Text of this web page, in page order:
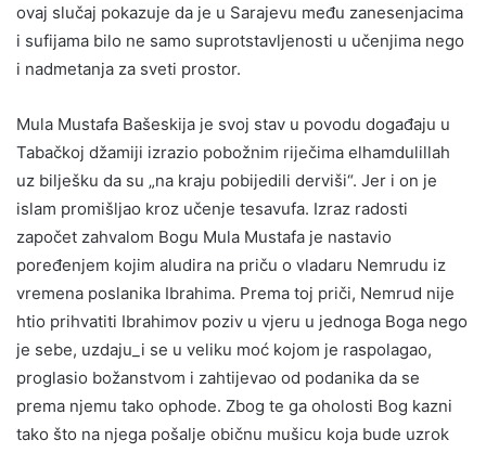
ovaj slučaj pokazuje da je u Sarajevu među zanesenjacima
i sufijama bilo ne samo suprotstavljenosti u učenjima nego
i nadmetanja za sveti prostor.
Mula Mustafa Bašeskija je svoj stav u povodu događaju u
Tabačkoj džamiji izrazio pobožnim riječima elhamdulillah
uz bilješku da su „na kraju pobijedili derviši“. Jer i on je
islam promišljao kroz učenje tesavufa. Izraz radosti
započet zahvalom Bogu Mula Mustafa je nastavio
poređenjem kojim aludira na priču o vladaru Nemrudu iz
vremena poslanika Ibrahima. Prema toj priči, Nemrud nije
htio prihvatiti Ibrahimov poziv u vjeru u jednoga Boga nego
je sebe, uzdaju_i se u veliku moć kojom je raspolagao,
proglasio božanstvom i zahtijevao od podanika da se
prema njemu tako ophode. Zbog te ga oholosti Bog kazni
tako što na njega pošalje običnu mušicu koja bude uzrok